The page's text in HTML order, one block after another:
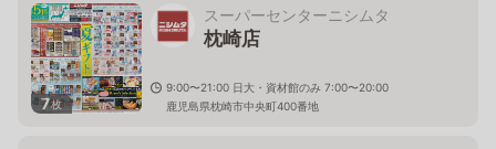
7枚
スーパーセンターニシムタ
枕崎店
9:00〜21:00 日大・資材館のみ 7:00〜20:00
鹿児島県枕崎市中央町400番地